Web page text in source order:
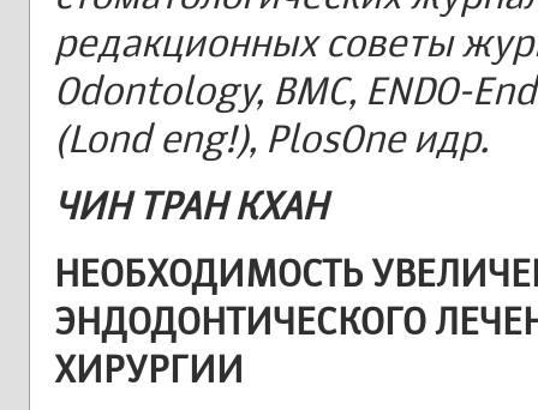
редакционных советы
Odontology, ВМС, ENDO-
(Lond eng!), PlosOne идр.
ЧИН ТРАН КХАН
НЕОБХОДИМОСТЬ
ЭНДОДОНТИЧЕСКОГО
ХИРУРГИИ